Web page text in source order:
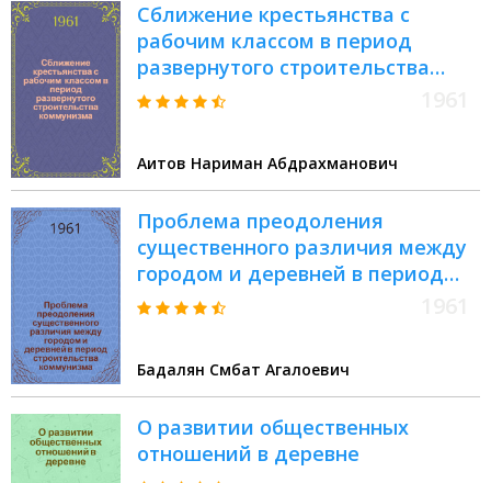
Сближение крестьянства с
рабочим классом в период
развернутого строительства
коммунизма
Аитов Нариман Абдрахманович
Проблема преодоления
существенного различия между
городом и деревней в период
строительства коммунизма
Бадалян Смбат Агалоевич
О развитии общественных
отношений в деревне